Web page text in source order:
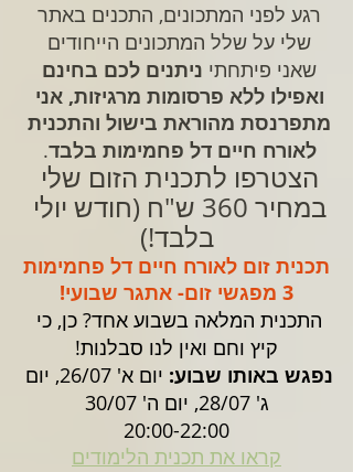
רגע לפני המתכונים, התכנים באתר
שלי על שלל המתכונים הייחודים
שאני פיתחתי ניתנים לכם בחינם
ואפילו ללא פרסומות מרגיזות, אני
מתפרנסת מהוראת בישול והתכנית
לאורח חיים דל פחמימות בלבד.
הצטרפו לתכנית הזום שלי
במחיר 360 ש"ח (חודש יולי
בלבד!)
תכנית זום לאורח חיים דל פחמימות
3 מפגשי זום- אתגר שבועי!
התכנית המלאה בשבוע אחד? כן, כי
קיץ וחם ואין לנו סבלנות!
נפגש באותו שבוע:
יום א' 26/07, יום
ג' 28/07, יום ה' 30/07
20:00-22:00
קראו את תכנית הלימודים